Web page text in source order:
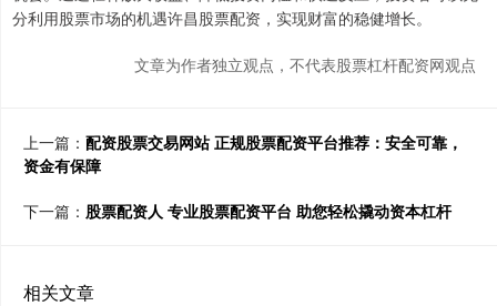
分利用股票市场的机遇许昌股票配资，实现财富的稳健增长。
文章为作者独立观点，不代表股票杠杆配资网观点
上一篇： 配资股票交易网站 正规股票配资平台推荐：安全可靠，
资金有保障
下一篇： 股票配资人 专业股票配资平台 助您轻松撬动资本杠杆
相关文章